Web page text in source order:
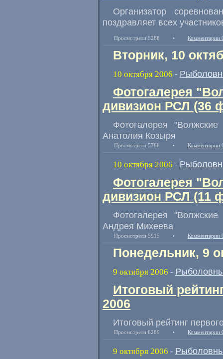
Организатор
поздравляет всех
Просмотрели 5288 • Комментарии
Вторник, 10
10 октября 2006 -
Фотогалерея
дивизион РСЛ (36
Фотогалерея
Анатолия Козыря
Просмотрели 5766 • Комментарии
10 октября 2006 -
Фотогалерея
дивизион РСЛ (11
Фотогалерея
Андрея Михеева
Просмотрели 5915 • Комментарии
Понедельник, 9
9 октября 2006 -
Итоговый
2006
Итоговый рейтинг
Просмотрели 6289 • Комментарии
9 октября 2006 -